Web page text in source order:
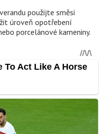
použijte směsi
úroveň opotřebení
porcelánové kameniny.